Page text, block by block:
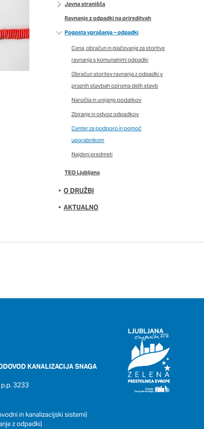
Javna stranišča
Ravnanje z odpadki na prireditvah
Pogosta vprašanja – odpadki
Cena, obračun in plačevanje za storitve
ravnanja s komunalnimi odpadki
Obračun storitev ravnanja z odpadki v
praznih stavbah oziroma delih stavb
Naročila in urejanje podatkov
Zbiranje in odvoz odpadkov
Center za podporo in pomoč
uporabnikom
Najdeni predmeti
TEO Ljubljana
O DRUŽBI
AKTUALNO
KANALIZACIJA SNAGA
3233
in kanalizacijski sistemi)
z odpadki)